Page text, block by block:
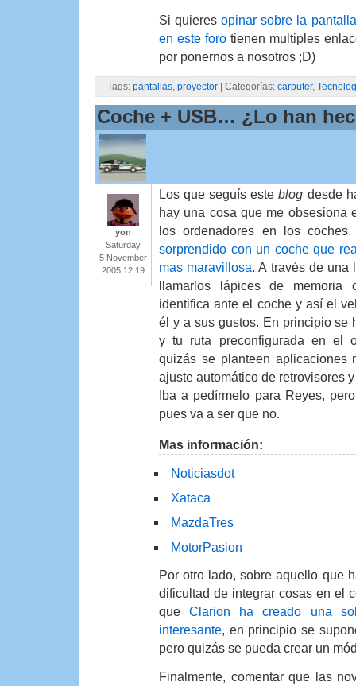
Si quieresopinar sobre la
en este foro tienen multiples
por ponernos a nosotros ;D)
Tags: pantallas proyector | Categorías: carputer,
Coche + USB… ¿Lo han
yon
Saturday
5 November
2005 12:19
Los que seguís esteblog desde
hay una cosa que me obsesiona
los ordenadores en los
sorprendido con un coche que
mas maravillosa. A través de una
llamarlos lápices de
identifica ante el coche y así el
él y a sus gustos. En principio se
y tu ruta preconfigurada en el
quizás se planteen aplicaciones
ajuste automático de retrovisores
Iba a pedírmelo para Reyes,
pues va a ser que no.
Mas información:
Noticiasdot
Xataca
MazdaTres
MotorPasion
Por otro lado, sobre aquello que
dificultad de integrar cosas en el
queClarion ha creado una
interesante, en principio se
pero quizás se pueda crear un
Finalmente, comentar que las